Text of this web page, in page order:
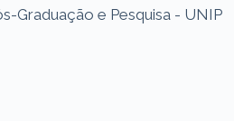
Graduação e Pesquisa - UNIP